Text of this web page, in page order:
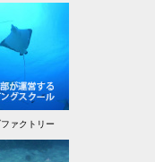
ァクトリー